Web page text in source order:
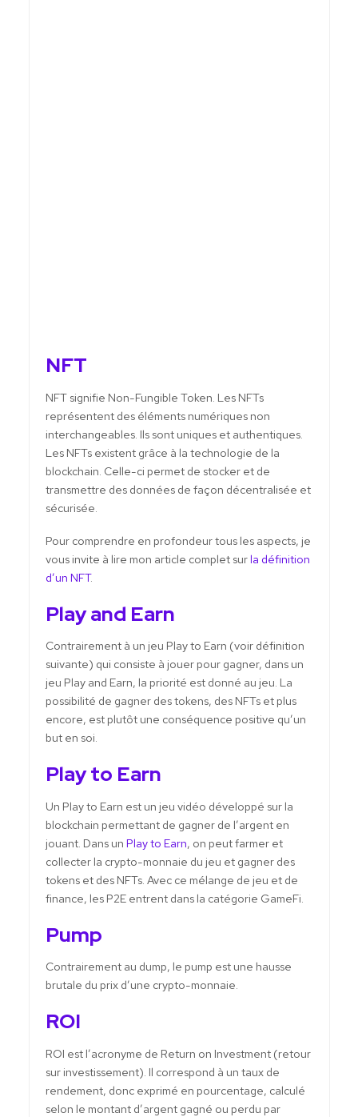
NFT
NFT signifie Non-Fungible Token. Les NFTs
représentent des éléments numériques non
interchangeables. Ils sont uniques et authentiques.
Les NFTs existent grâce à la technologie de la
blockchain. Celle-ci permet de stocker et de
transmettre des données de façon décentralisée et
sécurisée.
Pour comprendre en profondeur tous les aspects, je
vous invite à lire mon article complet surla définition
d’un NFT.
Play and Earn
Contrairement à un jeu Play to Earn (voir définition
suivante) qui consiste à jouer pour gagner, dans un
jeu Play and Earn, la priorité est donné au jeu. La
possibilité de gagner des tokens, des NFTs et plus
encore, est plutôt une conséquence positive qu’un
but en soi.
Play to Earn
Un Play to Earn est un jeu vidéo développé sur la
blockchain permettant de gagner de l’argent en
jouant. Dans un Play to Earn, on peut farmer et
collecter la crypto-monnaie du jeu et gagner des
tokens et des NFTs. Avec ce mélange de jeu et de
finance, les P2E entrent dans la catégorie GameFi.
Pump
Contrairement au dump, le pump est une hausse
brutale du prix d’une crypto-monnaie.
ROI
ROI est l’acronyme de Return on Investment (retour
sur investissement). Il correspond à un taux de
rendement, donc exprimé en pourcentage, calculé
selon le montant d’argent gagné ou perdu par